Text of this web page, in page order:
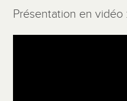
Présentation en vidéo :